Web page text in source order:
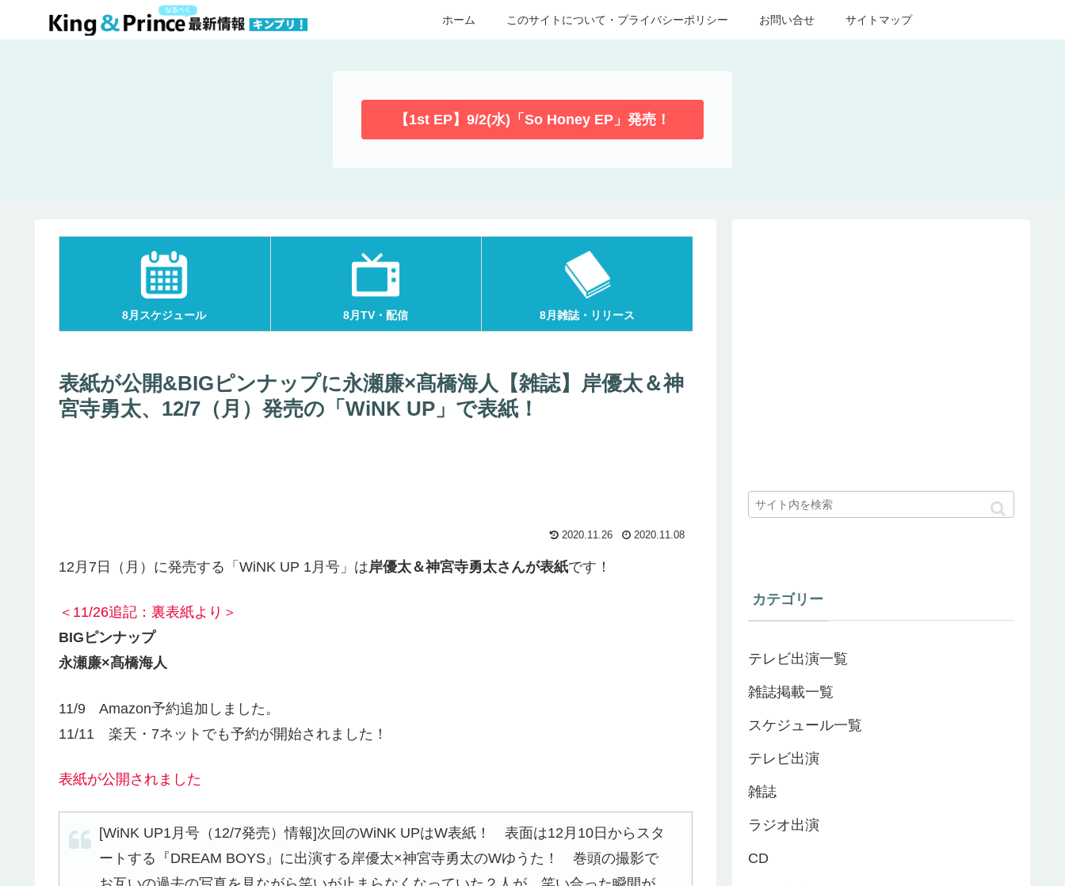
ホーム このサイトについて・プライバシーポリシー お問い合せ サイトマップ
【1st EP】9/2(水)「So Honey EP」発売！
8月スケジュール 8月TV・配信 8月雑誌・リリース
表紙が公開&BIGピンナップに永瀬廉×髙橋海人【雑誌】岸優太＆神
宮寺勇太、12/7（月）発売の「WiNK UP」で表紙！
2020.11.26 2020.11.08
12月7日（月）に発売する「WiNK UP 1月号」は岸優太＆神宮寺勇太さんが表紙です！
＜11/26追記：裏表紙より＞
BIGピンナップ
永瀬廉×髙橋海人
11/9 Amazon予約追加しました。
11/11 楽天・7ネットでも予約が開始されました！
表紙が公開されました
[WiNK UP1月号（12/7発売）情報]次回のWiNK UPはW表紙！ 表面は12月10日からスタ
ートする『DREAM BOYS』に出演する岸優太×神宮寺勇太のWゆうた！ 巻頭の撮影で
カテゴリー
テレビ出演一覧
雑誌掲載一覧
スケジュール一覧
テレビ出演
雑誌
ラジオ出演
CD